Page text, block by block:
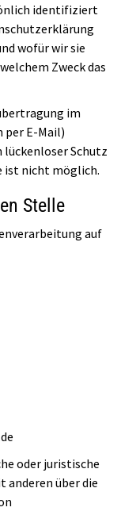
identifiziert
wofür wir sie
Zweck das
im
per E-Mail)
lückenloser Schutz
ist nicht möglich.
Stelle
auf
oder juristische
anderen über die